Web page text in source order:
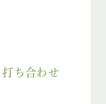
ち合わせ